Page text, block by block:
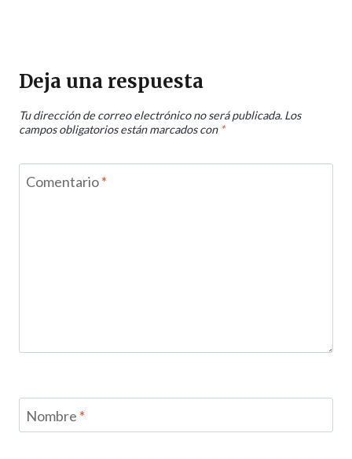
Deja una respuesta
Tu dirección de correo electrónico no será publicada. Los
campos obligatorios están marcados con *
Comentario*
Nombre *